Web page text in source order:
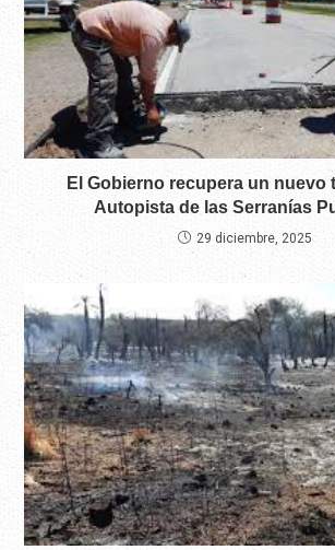
El Gobierno recupera un nuevo
Autopista de las Serranías
29 diciembre, 2025